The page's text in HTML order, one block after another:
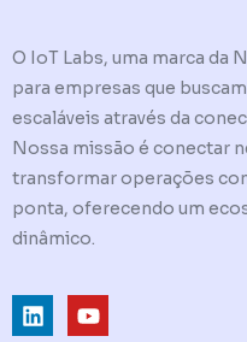
O IoT Labs, uma marca da
para empresas que
escaláveis através da
Nossa missão é conectar
transformar operações
ponta, oferecendo um
dinâmico.
L
i
Y
o